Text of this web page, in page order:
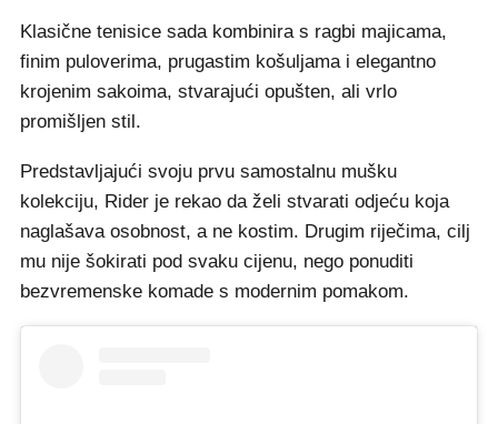
Klasične tenisice sada kombinira s ragbi majicama,
finim puloverima, prugastim košuljama i elegantno
krojenim sakoima, stvarajući opušten, ali vrlo
promišljen stil.
Predstavljajući svoju prvu samostalnu mušku
kolekciju, Rider je rekao da želi stvarati odjeću koja
naglašava osobnost, a ne kostim. Drugim riječima, cilj
mu nije šokirati pod svaku cijenu, nego ponuditi
bezvremenske komade s modernim pomakom.